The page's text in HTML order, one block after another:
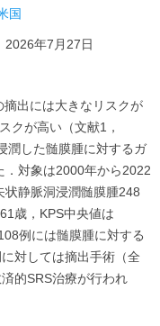
国
2026年7月27日
摘出には大きなリスクが
クが高い（文献1，
潤した髄膜腫に対するガ
．対象は2000年から2022
静脈洞浸潤髄膜腫248
歳，KPS中央値は
例には髄膜腫に対する
対しては摘出手術（全
的SRS治療が行われ